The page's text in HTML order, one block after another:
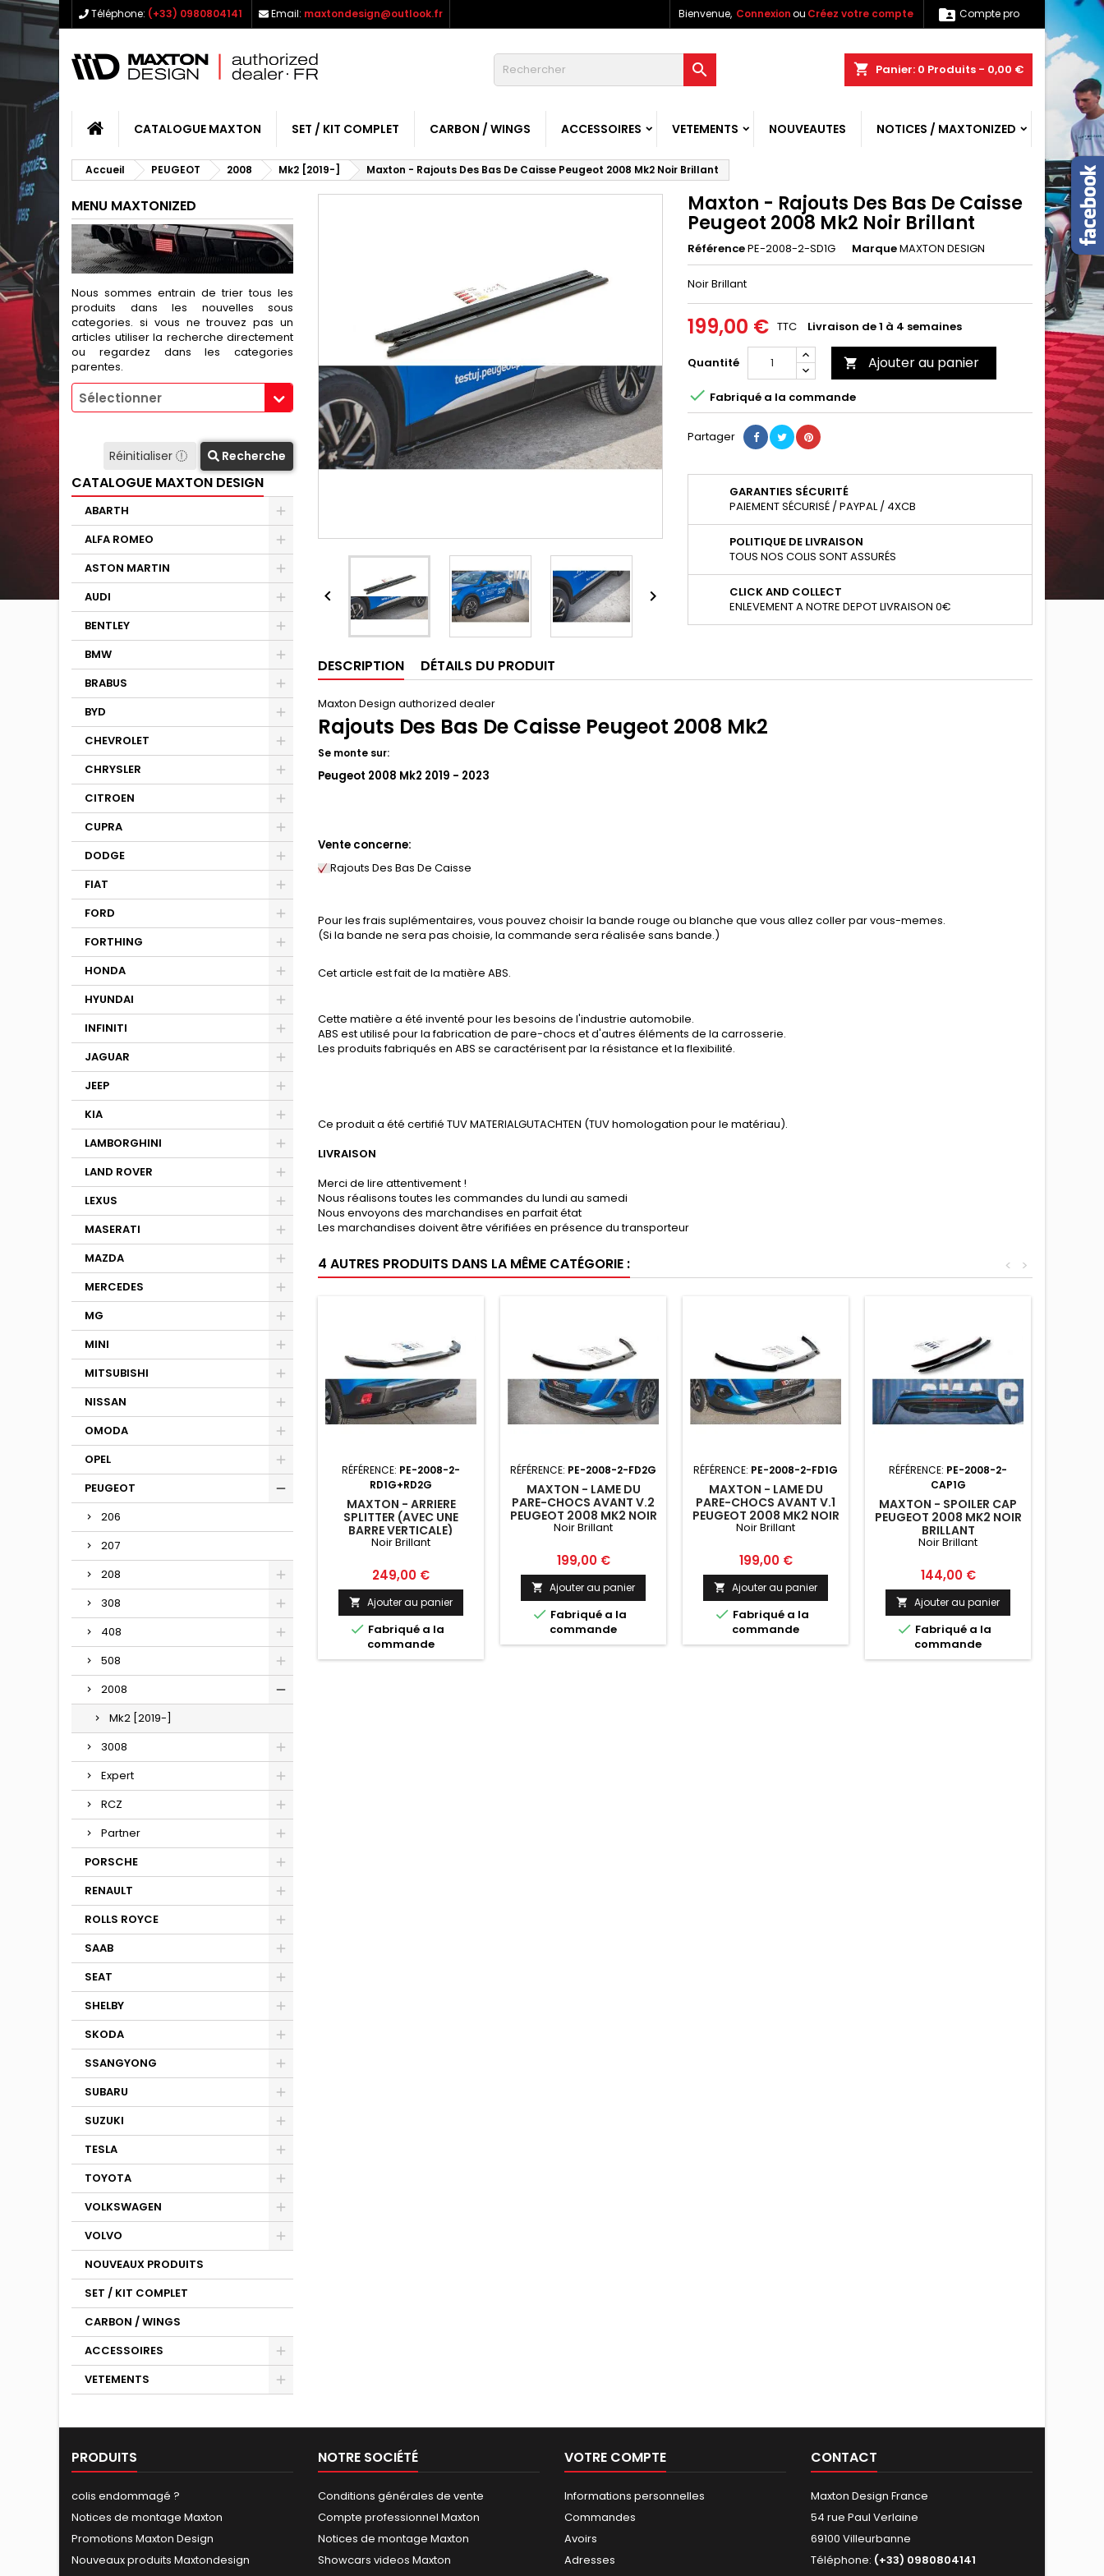
Téléphone: (+33) 0980804141 Email: maxtondesign@outlook.fr  Compte pro
Bienvenue, Connexionou Créez votre compte
shopping_cart Panier: 0 Produits - 0,00 €

CATALOGUE MAXTON SET / KIT COMPLET CARBON / WINGS ACCESSOIRES VETEMENTS NOUVEAUTES NOTICES / MAXTONIZED
Accueil PEUGEOT 2008 Mk2 [2019-] Maxton - Rajouts Des Bas De Caisse Peugeot 2008 Mk2 Noir Brillant
MENU MAXTONIZED
Nous sommes entrain de trier tous les
produits dans les nouvelles sous
categories. si vous ne trouvez pas un
articles utiliser la recherche directement
ou regardez dans les categories
parentes.
Sélectionner
Réinitialiser Recherche
CATALOGUE MAXTON DESIGN
ABARTH
ALFA ROMEO
ASTON MARTIN
AUDI
BENTLEY
BMW
BRABUS
BYD
CHEVROLET
CHRYSLER
CITROEN
CUPRA
DODGE
FIAT
FORD
FORTHING
HONDA
HYUNDAI
INFINITI
JAGUAR
JEEP
KIA
LAMBORGHINI
LAND ROVER
LEXUS
MASERATI
MAZDA
MERCEDES
MG
MINI
MITSUBISHI
NISSAN
OMODA
OPEL
PEUGEOT
206
207
208
308
408
508
2008
Mk2 [2019-]
3008
Expert
RCZ
Partner
PORSCHE
RENAULT
ROLLS ROYCE
SAAB
SEAT
SHELBY
SKODA
SSANGYONG
SUBARU
SUZUKI
TESLA
TOYOTA
VOLKSWAGEN
VOLVO
NOUVEAUX PRODUITS
SET / KIT COMPLET
CARBON / WINGS
ACCESSOIRES
VETEMENTS
 
Maxton - Rajouts Des Bas De Caisse
Peugeot 2008 Mk2 Noir Brillant
RéférencePE-2008-2-SD1G MarqueMAXTON DESIGN
Noir Brillant
199,00 € TTC Livraison de 1 à 4 semaines
Quantité  Ajouter au panier
 Fabriqué a la commande
Partager
GARANTIES SÉCURITÉ
PAIEMENT SÉCURISÉ / PAYPAL / 4XCB
POLITIQUE DE LIVRAISON
TOUS NOS COLIS SONT ASSURÉS
CLICK AND COLLECT
ENLEVEMENT A NOTRE DEPOT LIVRAISON 0€
DESCRIPTION DÉTAILS DU PRODUIT
Maxton Design authorized dealer
Rajouts Des Bas De Caisse Peugeot 2008 Mk2
Se monte sur:
Peugeot 2008 Mk2 2019 - 2023
Vente concerne:
Rajouts Des Bas De Caisse
Pour les frais suplémentaires, vous pouvez choisir la bande rouge ou blanche que vous allez coller par vous-memes.
(Si la bande ne sera pas choisie, la commande sera réalisée sans bande.)
Cet article est fait de la matière ABS.
Cette matière a été inventé pour les besoins de l'industrie automobile.
ABS est utilisé pour la fabrication de pare-chocs et d'autres éléments de la carrosserie.
Les produits fabriqués en ABS se caractérisent par la résistance et la flexibilité.
Ce produit a été certifié TUV MATERIALGUTACHTEN (TUV homologation pour le matériau).
LIVRAISON
Merci de lire attentivement !
Nous réalisons toutes les commandes du lundi au samedi
Nous envoyons des marchandises en parfait état
Les marchandises doivent être vérifiées en présence du transporteur
4 AUTRES PRODUITS DANS LA MÊME CATÉGORIE : >
<
RÉFÉRENCE: PE-2008-2-
RD1G+RD2G
MAXTON - ARRIERE
SPLITTER (AVEC UNE
BARRE VERTICALE)
PEUGEOT 2008 MK2 NOIR
Noir Brillant
Prix
249,00 €
 Ajouter au panier
 Fabriqué a la
commande
RÉFÉRENCE: PE-2008-2-FD2G
MAXTON - LAME DU
PARE-CHOCS AVANT V.2
PEUGEOT 2008 MK2 NOIR
BRILLANT
Noir Brillant
Prix
199,00 €
 Ajouter au panier
 Fabriqué a la
commande
RÉFÉRENCE: PE-2008-2-FD1G
MAXTON - LAME DU
PARE-CHOCS AVANT V.1
PEUGEOT 2008 MK2 NOIR
BRILLANT
Noir Brillant
Prix
199,00 €
 Ajouter au panier
 Fabriqué a la
commande
RÉFÉRENCE: PE-2008-2-
CAP1G
MAXTON - SPOILER CAP
PEUGEOT 2008 MK2 NOIR
BRILLANT
Noir Brillant
Prix
144,00 €
 Ajouter au panier
 Fabriqué a la
commande
PRODUITS
colis endommagé ?
Notices de montage Maxton
Promotions Maxton Design
Nouveaux produits Maxtondesign
NOTRE SOCIÉTÉ
Conditions générales de vente
Compte professionnel Maxton
Notices de montage Maxton
Showcars videos Maxton
VOTRE COMPTE
Informations personnelles
Commandes
Avoirs
Adresses
CONTACT
Maxton Design France
54 rue Paul Verlaine
69100 Villeurbanne
Téléphone: (+33) 0980804141